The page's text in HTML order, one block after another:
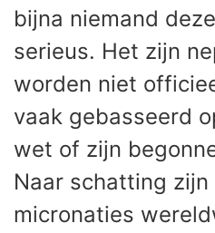
bijna niemand
serieus. Het zijn
worden niet
vaak gebasseerd
wet of zijn
Naar schatting
micronaties